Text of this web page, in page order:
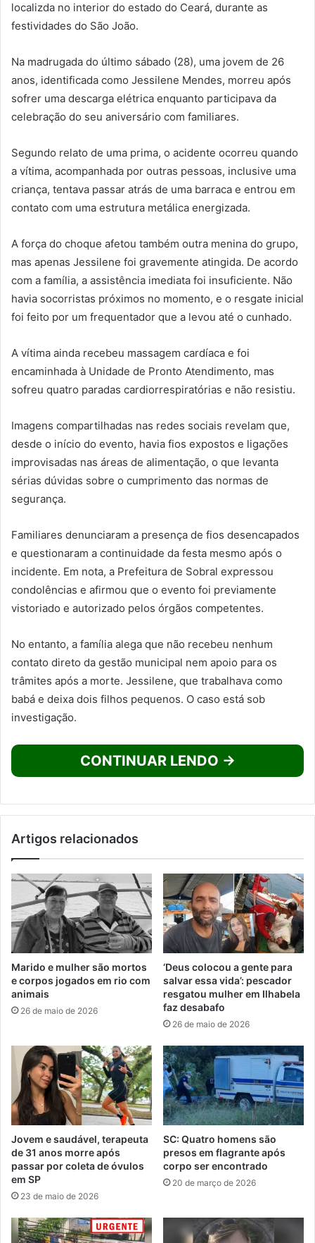
localizda no interior do estado do Ceará, durante as
festividades do São João.
Na madrugada do último sábado (28), uma jovem de 26
anos, identificada como Jessilene Mendes, morreu após
sofrer uma descarga elétrica enquanto participava da
celebração do seu aniversário com familiares.
Segundo relato de uma prima, o acidente ocorreu quando
a vítima, acompanhada por outras pessoas, inclusive uma
criança, tentava passar atrás de uma barraca e entrou em
contato com uma estrutura metálica energizada.
A força do choque afetou também outra menina do grupo,
mas apenas Jessilene foi gravemente atingida. De acordo
com a família, a assistência imediata foi insuficiente. Não
havia socorristas próximos no momento, e o resgate inicial
foi feito por um frequentador que a levou até o cunhado.
A vítima ainda recebeu massagem cardíaca e foi
encaminhada à Unidade de Pronto Atendimento, mas
sofreu quatro paradas cardiorrespiratórias e não resistiu.
Imagens compartilhadas nas redes sociais revelam que,
desde o início do evento, havia fios expostos e ligações
improvisadas nas áreas de alimentação, o que levanta
sérias dúvidas sobre o cumprimento das normas de
segurança.
Familiares denunciaram a presença de fios desencapados
e questionaram a continuidade da festa mesmo após o
incidente. Em nota, a Prefeitura de Sobral expressou
condolências e afirmou que o evento foi previamente
vistoriado e autorizado pelos órgãos competentes.
No entanto, a família alega que não recebeu nenhum
contato direto da gestão municipal nem apoio para os
trâmites após a morte. Jessilene, que trabalhava como
babá e deixa dois filhos pequenos. O caso está sob
investigação.
CONTINUAR LENDO →
Artigos relacionados
Marido e mulher são mortos
e corpos jogados em rio com
animais
26 de maio de 2026
‘Deus colocou a gente para
salvar essa vida’: pescador
resgatou mulher em Ilhabela
faz desabafo
26 de maio de 2026
Jovem e saudável, terapeuta
de 31 anos morre após
passar por coleta de óvulos
em SP
23 de maio de 2026
SC: Quatro homens são
presos em flagrante após
corpo ser encontrado
20 de março de 2026